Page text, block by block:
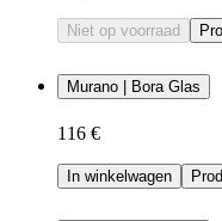
Niet op voorraad
Murano | Bora Glas
116 €
In winkelwagen